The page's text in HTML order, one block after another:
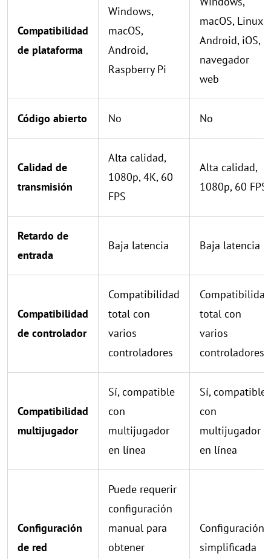
Compatibilidad
de plataforma
Windows,
macOS,
Android,
Raspberry Pi
macOS, Linux,
Android, iOS,
navegador
web
Código abierto No No
Calidad de
transmisión
Alta calidad,
1080p, 4K, 60
FPS
Alta calidad,
1080p, 60 FPS
Retardo de
entrada
Baja latencia Baja latencia
Compatibilidad
de controlador
Compatibilidad
total con
varios
controladores
Compatibilidad
total con
varios
controladores
Compatibilidad
multijugador
Sí, compatible
con
multijugador
en línea
Sí, compatible
con
multijugador
en línea
Configuración
de red
Puede requerir
configuración
manual para
obtener
Configuración
simplificada